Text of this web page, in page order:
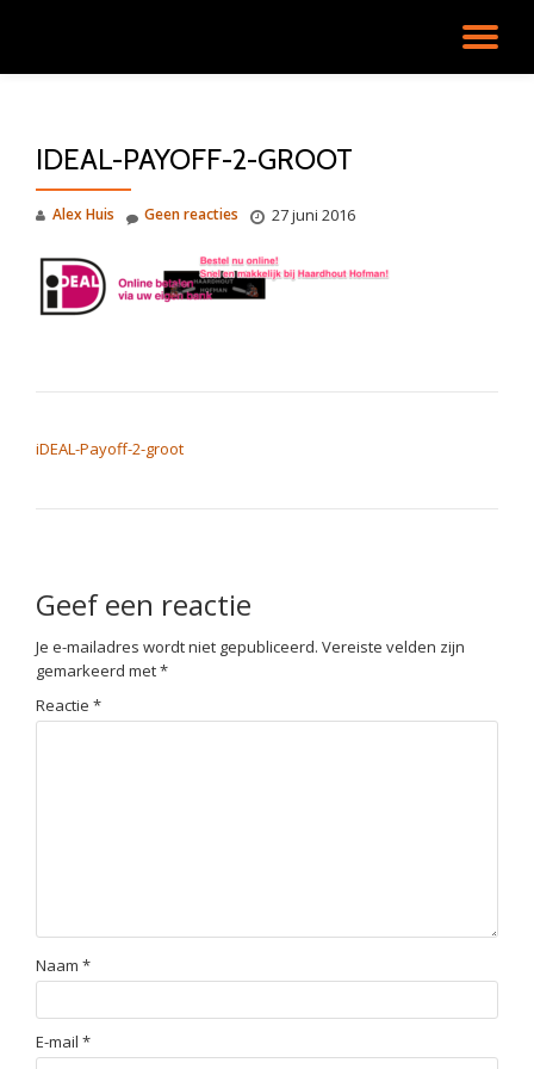
inhoudIDEAL-PAYOFF-2-GROOT
Alex Huis 27 juni 2016
Geen reacties
iDEAL-Payoff-2-groot
Geef een reactie
Je e-mailadres wordt niet gepubliceerd. Vereiste velden zijn
gemarkeerd met*
Reactie *
Naam *
E-mail *